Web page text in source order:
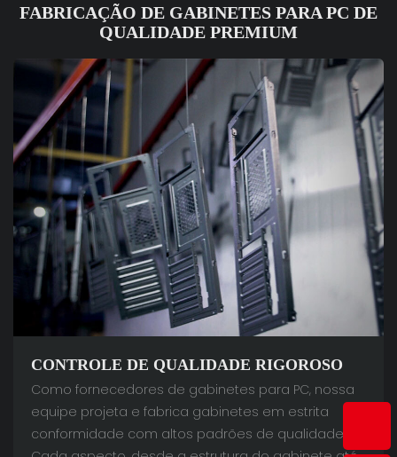
FABRICAÇÃO DE GABINETES PARA PC DE
QUALIDADE PREMIUM
CONTROLE DE QUALIDADE RIGOROSO
Como fornecedores de gabinetes para PC, nossa
equipe projeta e fabrica gabinetes em estrita
conformidade com altos padrões de qualidade.